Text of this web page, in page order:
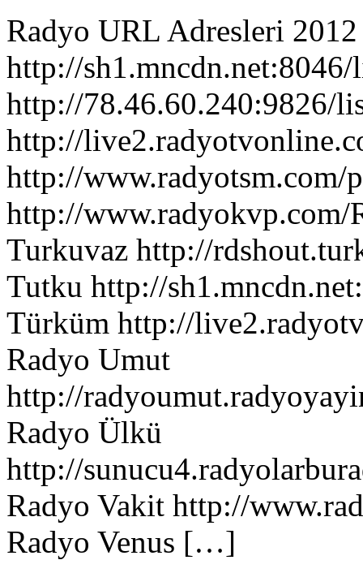
Radyo URL Adresleri
http://
http://78.46.60.240:9826/
http://
http://www.radyotsm.com/
http://www.radyokvp.com/
Turkuvaz http://
Tutku http://
Türküm http://
Radyo Umut
http://
Radyo Ülkü
http://
Radyo Vakit http://
Radyo Venus […]